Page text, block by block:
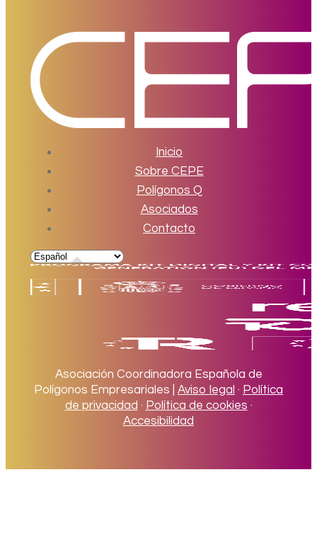
Inicio
Sobre CEPE
Polígonos Q
Asociados
Contacto
Asociación Coordinadora Española de
Polígonos Empresariales | Aviso legal · Política
de privacidad · Política de cookies ·
Accesibilidad